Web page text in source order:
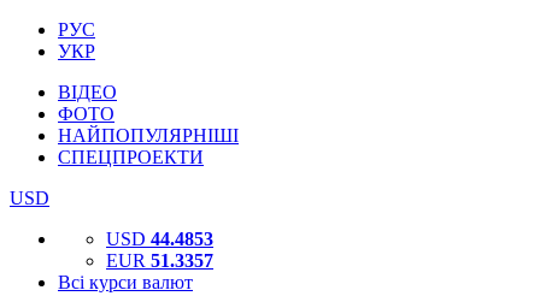
РУС
УКР
ВІДЕО
ФОТО
НАЙПОПУЛЯРНІШІ
СПЕЦПРОЕКТИ
USD
USD 44.4853
EUR 51.3357
Всі курси валют